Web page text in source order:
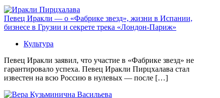
Певец Иракли — о «Фабрике звезд», жизни в Испании,
бизнесе в Грузии и секрете трека «Лондон-Париж»
Культура
Певец Иракли заявил, что участие в «Фабрике звезд» не
гарантировало успеха. Певец Иракли Пирцхалава стал
известен на всю Россию в нулевых — после […]